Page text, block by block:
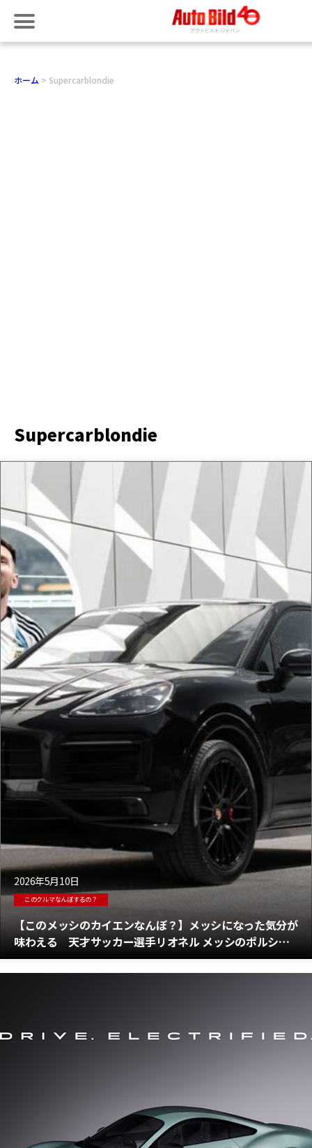
ホーム Supercarblondie
Supercarblondie
2026年5月10日
このクルマなんぼするの？
【このメッシのカイエンなんぼ？】メッシになった気分が
味わえる 天才サッカー選手リオネル メッシのポルシェ
カイエンGTSクーペの落札価格とは？